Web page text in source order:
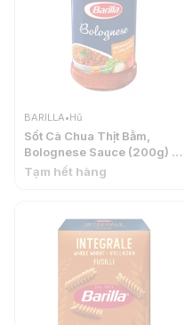
BARILLA•Hũ
Sốt Cà Chua Thịt Bằm,
Bolognese Sauce (200g) -
BARILLA
Tạm hết hàng